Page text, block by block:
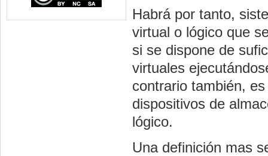
Habrá por tanto,
virtual o lógico que
si se dispone de
virtuales
contrario también,
dispositivos de
lógico.
Una definición mas